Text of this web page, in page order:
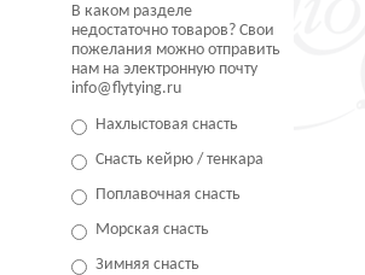
В каком разделе
недостаточно товаров? Свои
пожелания можно отправить
нам на электронную почту
info@flytying.ru
Нахлыстовая снасть
Снасть кейрю / тенкара
Поплавочная снасть
Морская снасть
Зимняя снасть